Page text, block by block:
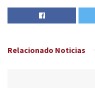
Relacionado Noticias